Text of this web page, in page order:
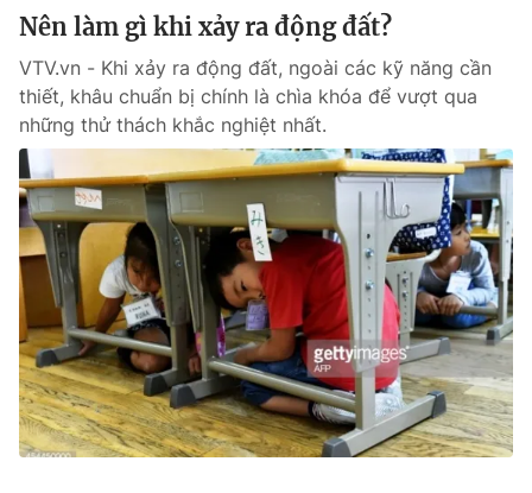
Góc doanh nghiệp
Truyền hình
Phim VTV
Hậu trường
Nhân vật
Khán giả
Giải sao mai
Giải trí
Điện ảnh
Âm nhạc
Sao
Đời sống
Du lịch
Làm đẹp
Chất lượng cuộc sống
Giáo dục
Tuyển sinh
Học trực tuyến
Công nghệ
Hitech Công nghệ tương lai
Sản phẩm
Thị trường
Giao lưu trực tuyến
Lịch phát sóng
Nên làm gì khi xảy ra động đất?
VTV.vn - Khi xảy ra động đất, ngoài các kỹ năng cần
thiết, khâu chuẩn bị chính là chìa khóa để vượt qua
những thử thách khắc nghiệt nhất.